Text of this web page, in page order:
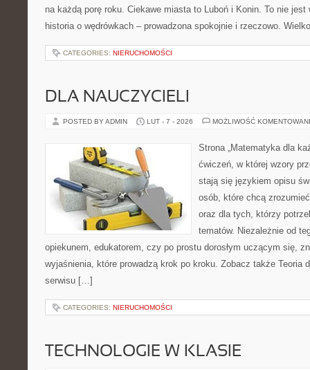
na każdą porę roku. Ciekawe miasta to Luboń i Konin. To nie jest
historia o wędrówkach – prowadzona spokojnie i rzeczowo.
CATEGORIES: NIERUCHOMOŚCI
DLA NAUCZYCIELI
POSTED BY ADMIN LUT - 7 - 2026 MOŻLIWOŚĆ
Strona „Matematyka dla
ćwiczeń, w której wzory
stają się językiem opisu
osób, które chcą
oraz dla tych, którzy
tematów. Niezależnie od
opiekunem, edukatorem, czy po prostu dorosłym uczącym się,
wyjaśnienia, które prowadzą krok po kroku. Zobacz także Teoria
serwisu […]
CATEGORIES: NIERUCHOMOŚCI
TECHNOLOGIE W KLASIE